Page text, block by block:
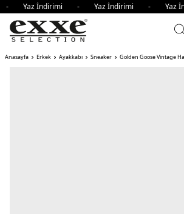
- Yaz İndirimi - Yaz İndirimi -
Anasayfa Erkek Ayakkabı Sneaker